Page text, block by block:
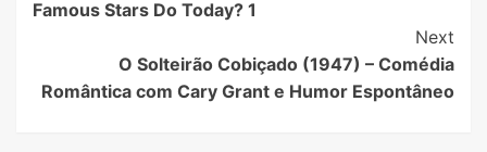
Famous Stars Do Today? 1
Next
O Solteirão Cobiçado (1947) – Comédia
Romântica com Cary Grant e Humor Espontâneo